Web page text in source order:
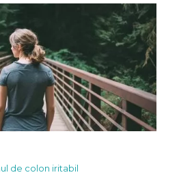
de colon iritabil